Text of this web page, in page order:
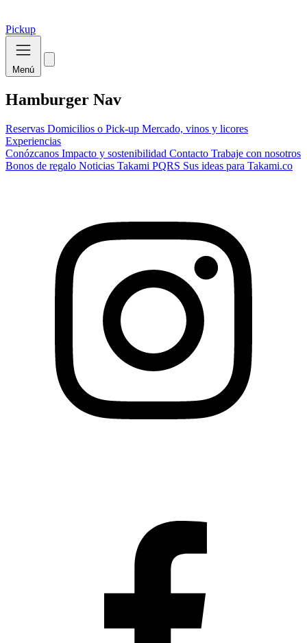
Pickup
Menú
Hamburger Nav
Reservas Domicilios o Pick-up Mercado, vinos y licores
Experiencias
Conózcanos Impacto y sostenibilidad Contacto Trabaje con nosotros
Bonos de regalo Noticias Takami PQRS Sus ideas para Takami.co